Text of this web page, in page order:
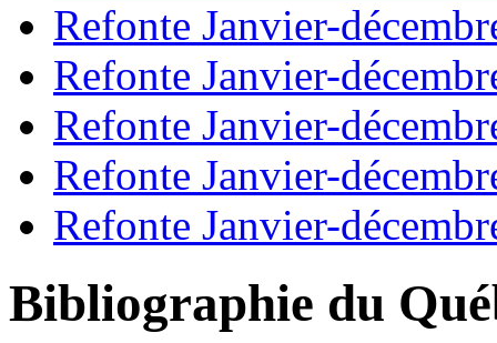
Refonte Janvier-
Refonte Janvier-
Refonte Janvier-
Refonte Janvier-
Refonte Janvier-
Bibliographie du